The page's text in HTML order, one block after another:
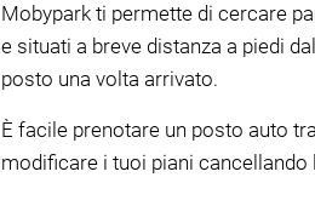
Mobypark ti permette di cercare
e situati a breve distanza a piedi
posto una volta arrivato.
È facile prenotare un posto auto
modificare i tuoi piani cancellando